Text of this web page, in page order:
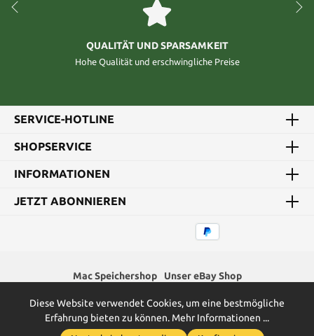
QUALITÄT UND SPARSAMKEIT
Hohe Qualität und erschwingliche Preise
SERVICE-HOTLINE
SHOPSERVICE
INFORMATIONEN
JETZT ABONNIEREN
Mac Speichershop Unser eBay Shop
* Alle Preise inkl. gesetzl. Mehrwertsteuer zzgl. Versandkosten
ggf. Nachnahmegebühren, wenn nicht anders angegeben.
Diese Website verwendet Cookies, um eine bestmögliche
Erfahrung bieten zu können. Mehr Informationen ...